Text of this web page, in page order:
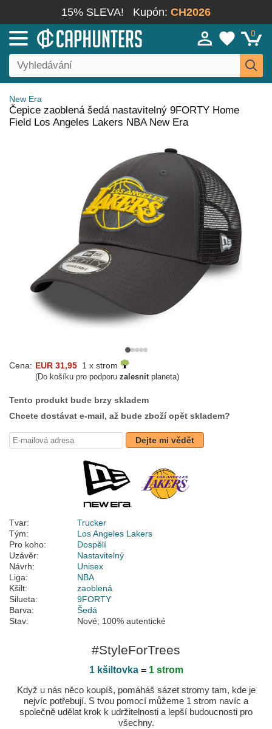
15% SLEVA! Kupón: CH2026
0
New Era
Čepice zaoblená šedá nastavitelný 9FORTY Home
Field Los Angeles Lakers NBA New Era
Cena: EUR 31,95 1 x strom
(Do košíku pro podporu zalesnitplaneta)
Tento produkt bude brzy skladem
Chcete dostávat e-mail, až bude zboží opět skladem?
Dejte mi vědět
Tvar:
Trucker
Tým:
Los Angeles Lakers
Pro koho:
Dospělí
Uzávěr:
Nastavitelný
Návrh:
Unisex
Liga:
NBA
Kšilt:
zaoblená
Silueta:
9FORTY
Barva:
Šedá
Stav:
Nové; 100% autentické
#StyleForTrees
1 kšiltovka= 1 strom
Když u nás něco koupíš, pomáháš sázet stromy tam, kde je
nejvíc potřebují. S tvou pomocí můžeme 1 strom navíc a
společně udělat krok k udržitelnosti a lepší budoucnosti pro
všechny.